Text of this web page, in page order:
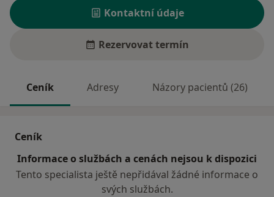
Kontaktní údaje
Rezervovat termín
Ceník Adresy Názory pacientů (26)
Ceník
Informace o službách a cenách nejsou k dispozici
Tento specialista ještě nepřidával žádné informace o
svých službách.